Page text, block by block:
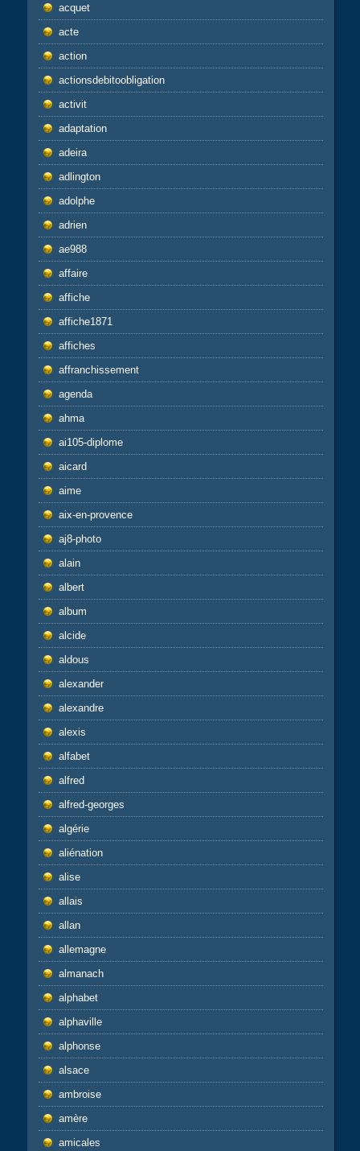
acquet
acte
action
actionsdebitoobligation
activit
adaptation
adeira
adlington
adolphe
adrien
ae988
affaire
affiche
affiche1871
affiches
affranchissement
agenda
ahma
ai105-diplome
aicard
aime
aix-en-provence
aj8-photo
alain
albert
album
alcide
aldous
alexander
alexandre
alexis
alfabet
alfred
alfred-georges
algérie
aliénation
alise
allais
allan
allemagne
almanach
alphabet
alphaville
alphonse
alsace
ambroise
amère
amicales